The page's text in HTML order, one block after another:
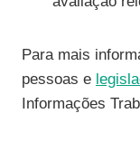
Para mais
pessoas e
Informações